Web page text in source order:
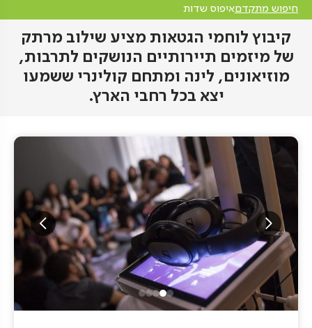
חיפוש מתקדםאיפוס שדות
קיבוץ לוחמי הגטאות מציע שילוב מרתק
של מיזמים תיירותיים הנושקים לתרבות,
מוזיאונים, לינה ומתחם קולינרי ששמעו
יצא בכל רחבי הארץ.